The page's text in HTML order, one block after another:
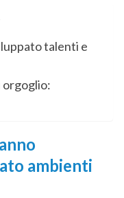
talenti e
orgoglio:
ambienti